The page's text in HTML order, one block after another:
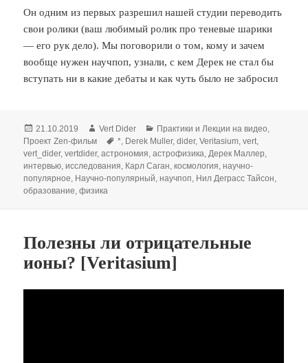
Он одним из первых разрешил нашей студии переводить
свои ролики (ваш любимый ролик про теневые шарики
— его рук дело). Мы поговорили о том, кому и зачем
вообще нужен научпоп, узнали, с кем Дерек не стал бы
вступать ни в какие дебаты и как чуть было не забросил
Опубликовано
21.10.2019 Автор
Vert Dider Рубрики
Практики и Лекции на видео
Проект Zen-фильм
Метки
* Derek Muller,dider,Veritasium ,vert
vert_dider,vertdider,астрономия ,астрофизика Дерек Маллер
интервью ,исследования Карл Саган ,космология ,научно-
популярное Научно-популярный ,научпоп Нил Деграсс Тайсон
образование ,физика
Полезны ли отрицательные
ионы? [Veritasium]